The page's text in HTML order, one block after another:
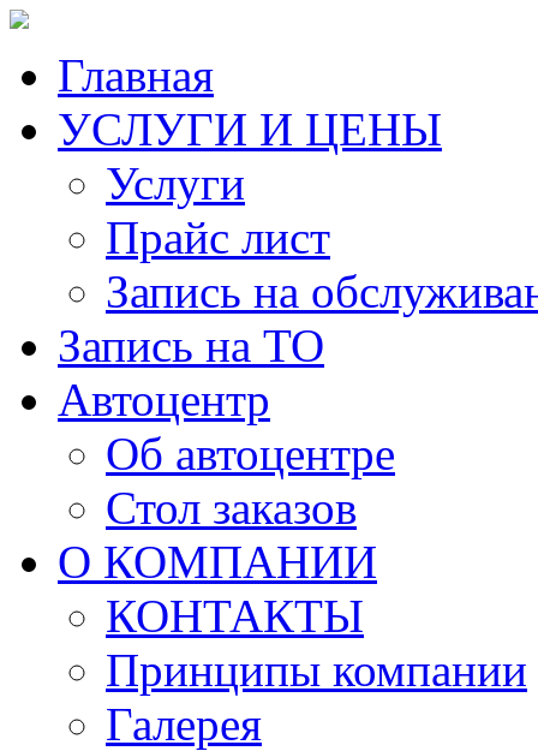
Главная
УСЛУГИ И ЦЕНЫ
Услуги
Прайс лист
Запись на
Запись на ТО
Автоцентр
Об автоцентре
Стол заказов
О КОМПАНИИ
КОНТАКТЫ
Принципы компании
Галерея